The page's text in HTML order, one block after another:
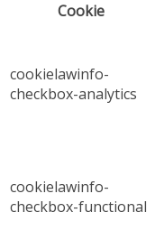
Cookie
cookielawinfo-
checkbox-analytics
cookielawinfo-
checkbox-functional